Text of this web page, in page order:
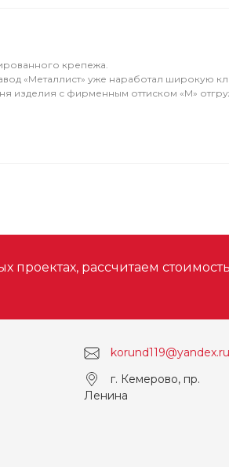
крепежа.
«Металлист» уже наработал широкую
изделия с фирменным оттиском «М»
проектах, рассчитаем стоимость
korund119@yandex.ru
г. Кемерово, пр.
Ленина